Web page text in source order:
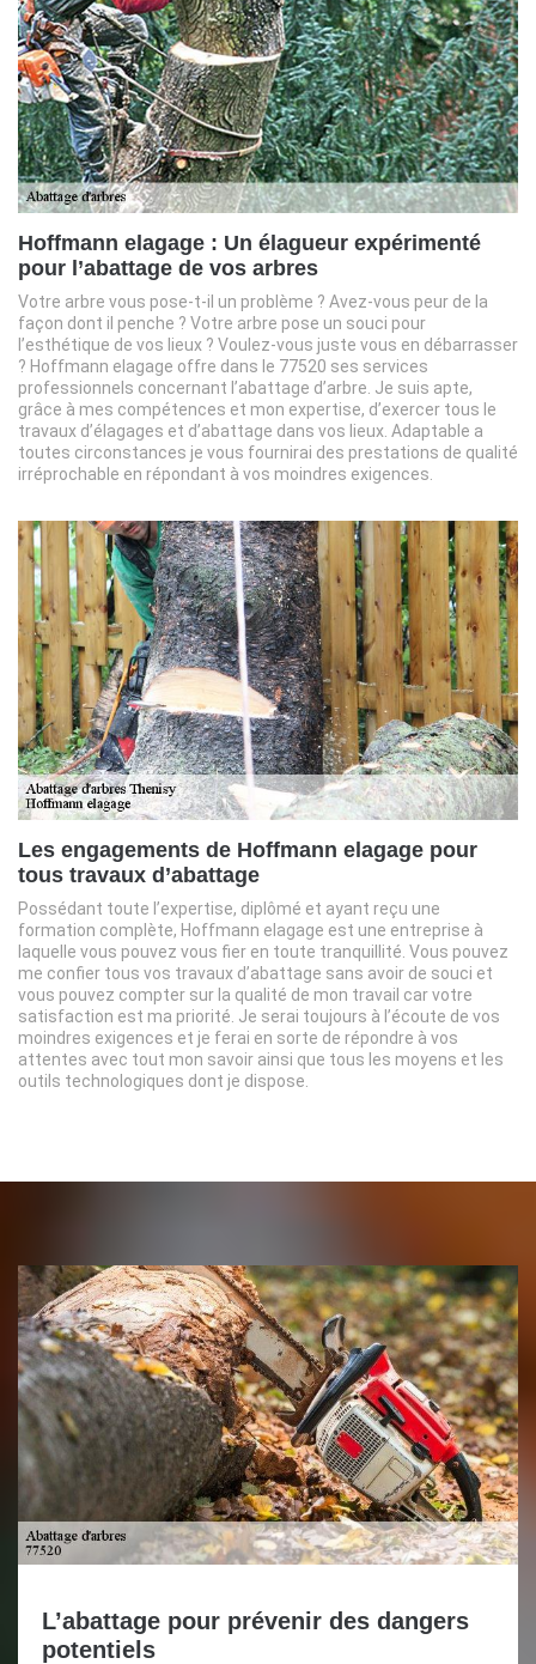
Hoffmann elagage : Un élagueur expérimenté
pour l’abattage de vos arbres
Votre arbre vous pose-t-il un problème ? Avez-vous peur de la
façon dont il penche ? Votre arbre pose un souci pour
l’esthétique de vos lieux ? Voulez-vous juste vous en débarrasser
? Hoffmann elagage offre dans le 77520 ses services
professionnels concernant l’abattage d’arbre. Je suis apte,
grâce à mes compétences et mon expertise, d’exercer tous le
travaux d’élagages et d’abattage dans vos lieux. Adaptable a
toutes circonstances je vous fournirai des prestations de qualité
irréprochable en répondant à vos moindres exigences.
Les engagements de Hoffmann elagage pour
tous travaux d’abattage
Possédant toute l’expertise, diplômé et ayant reçu une
formation complète, Hoffmann elagage est une entreprise à
laquelle vous pouvez vous fier en toute tranquillité. Vous pouvez
me confier tous vos travaux d’abattage sans avoir de souci et
vous pouvez compter sur la qualité de mon travail car votre
satisfaction est ma priorité. Je serai toujours à l’écoute de vos
moindres exigences et je ferai en sorte de répondre à vos
attentes avec tout mon savoir ainsi que tous les moyens et les
outils technologiques dont je dispose.
L’abattage pour prévenir des dangers
potentiels